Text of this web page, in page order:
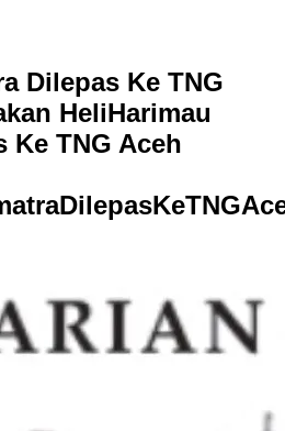
Dilepas Ke TNG
HeliHarimau
Ke TNG Aceh
atraDilepasKeTNGAc